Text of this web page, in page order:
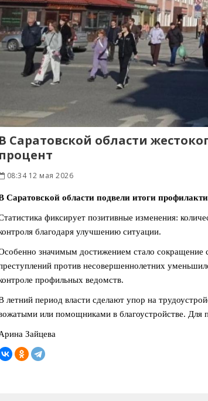
В Саратовской области
процент
08:34 12 мая 2026
Саратовской области подвели итоги
фиксирует позитивные изменения:
благодаря улучшению ситуации.
значимым достижением стало сокращение
против несовершеннолетних
профильных ведомств.
летний период власти сделают упор на
или помощниками в благоустройстве. Для
Зайцева